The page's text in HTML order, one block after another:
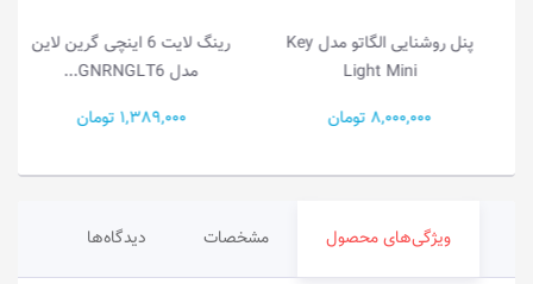
پنل روشنایی الگاتو مدل Key
Light Mini
8,000,000 تومان
رینگ لایت 6 اینچی گرین لاین
مدل GNRNGLT6...
1,389,000 تومان
ویژگی‌های محصول مشخصات دیدگاه‌ها